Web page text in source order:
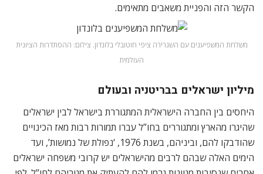
הקשר הזה והפניית משאבים מתאימים.
משלחת המשפיענים עם השגרירה ציפי חוטובלי בלונדון. צילום: ההסתדרות הציונית
העולמית
מיליון ישראלים בבריטניה ובעולם
היחסים בין החברה הישראלית המתגוררת בישראל לבין ישראלים
שהיגרו מהארץ ומתגוררים בחו”ל עברו תמורות רבות מאז הכינויים
שהודבקו להם, וביניהם, בשנת 1976, ‘נפולת של נמושות’, ועד
הימים האלה שבהם לרבים מהישראלים יש קרובי משפחה ישראלים